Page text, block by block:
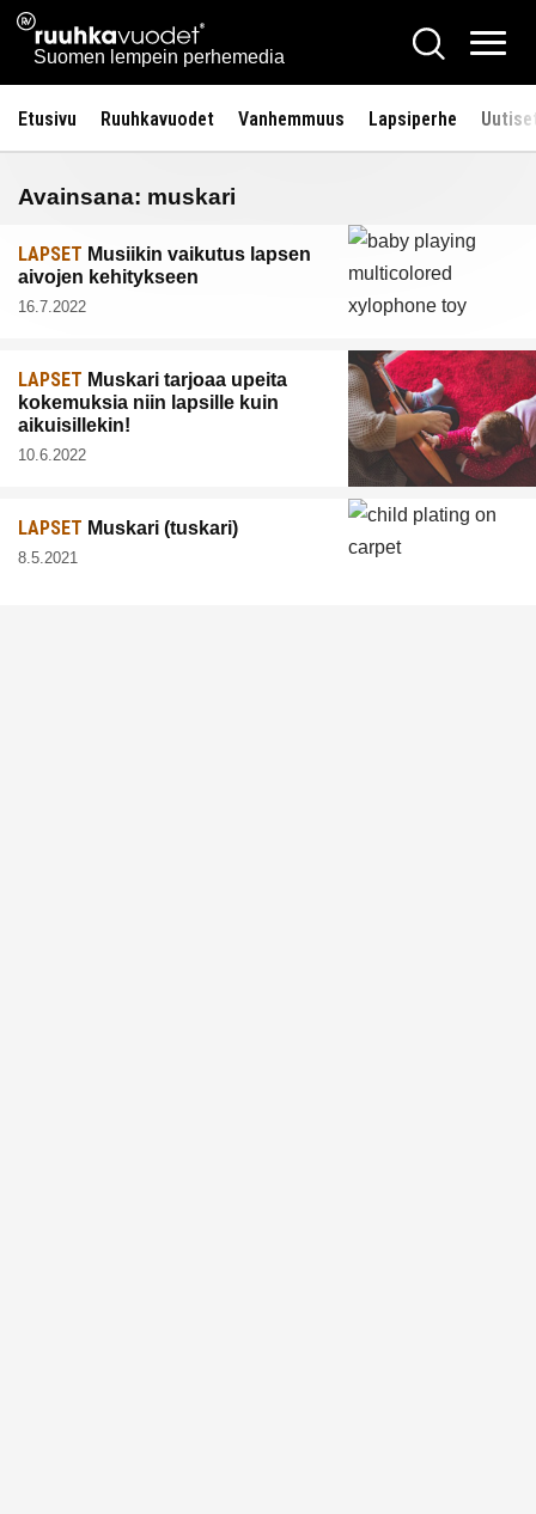
Siirry
sisältöön
Ruuhkavuodet.fi
Suomen lempein perhemedia
Hae
Etusivu Ruuhkavuodet Vanhemmuus Lapsiperhe
Avainsana: muskari
LAPSET Musiikin vaikutus lapsen
aivojen kehitykseen
16.7.2022
LAPSET Muskari tarjoaa upeita
kokemuksia niin lapsille kuin
aikuisillekin!
10.6.2022
LAPSET Muskari (tuskari)
8.5.2021